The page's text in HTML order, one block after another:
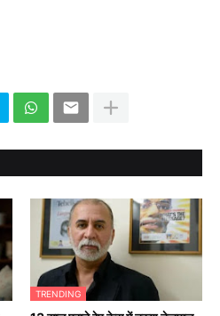
TRENDING